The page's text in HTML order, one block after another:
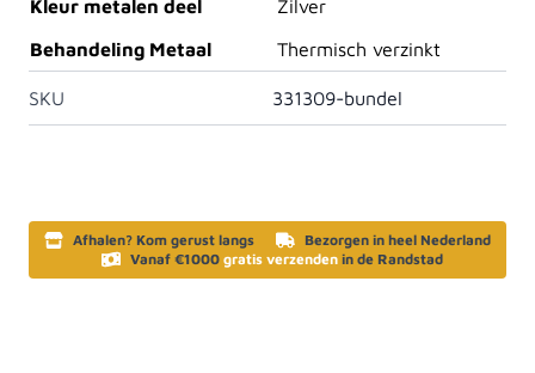
Kleur metalen deel
Zilver
Behandeling Metaal
Thermisch verzinkt
SKU 331309-bundel
Afhalen? Kom gerust langs
Bezorgen in heel Nederland
Vanaf €1000 gratis verzenden in de Randstad